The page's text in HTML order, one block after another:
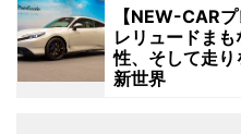
【NEW-CAR
レリュードま
性、そして走
新世界